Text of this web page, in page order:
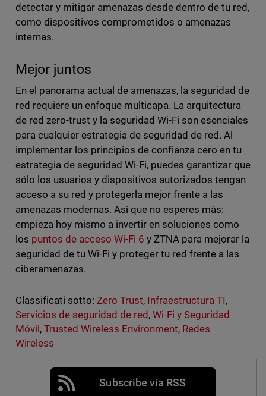
detectar y mitigar amenazas desde dentro de tu red,
como dispositivos comprometidos o amenazas
internas.
Mejor juntos
En el panorama actual de amenazas, la seguridad de
red requiere un enfoque multicapa. La arquitectura
de red zero-trust y la seguridad Wi-Fi son esenciales
para cualquier estrategia de seguridad de red. Al
implementar los principios de confianza cero en tu
estrategia de seguridad Wi-Fi, puedes garantizar que
sólo los usuarios y dispositivos autorizados tengan
acceso a su red y protegerla mejor frente a las
amenazas modernas. Así que no esperes más:
empieza hoy mismo a invertir en soluciones como
los puntos de acceso Wi-Fi 6 y ZTNA para mejorar la
seguridad de tu Wi-Fi y proteger tu red frente a las
ciberamenazas.
Classificati sotto: Zero Trust, Infraestructura TI,
Servicios de seguridad de red ,Wi-Fi y Seguridad
Móvil , Trusted Wireless Environment, Redes
Wireless
Subscribe via RSS